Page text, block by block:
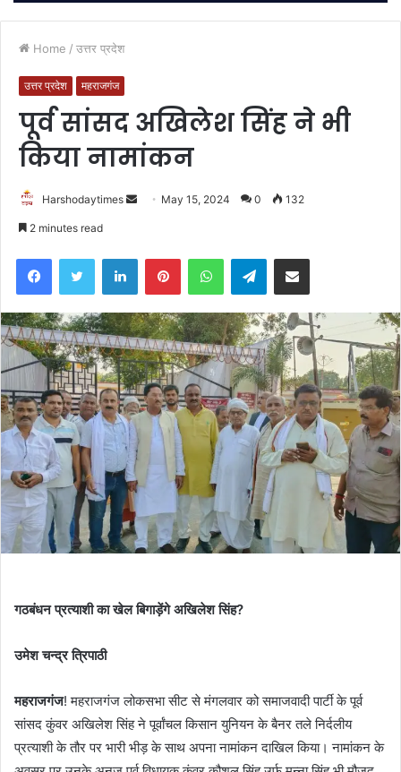
Home / उत्तर प्रदेश
उत्तर प्रदेश महराजगंज
पूर्व सांसद अखिलेश सिंह ने भी
किया नामांकन
Harshodaytimes
Send May 15, 2024 0 132
2 minutes read
FacebookTwitter LinkedInPinterestWhatsAppTelegramShare via Email
गठबंधन प्रत्याशी का खेल बिगाड़ेंगे अखिलेश सिंह?
उमेश चन्द्र त्रिपाठी
महराजगंज! महराजगंज लोकसभा सीट से मंगलवार को समाजवादी पार्टी के पूर्व
सांसद कुंवर अखिलेश सिंह ने पूर्वांचल किसान युनियन के बैनर तले निर्दलीय
प्रत्याशी के तौर पर भारी भीड़ के साथ अपना नामांकन दाखिल किया। नामांकन के